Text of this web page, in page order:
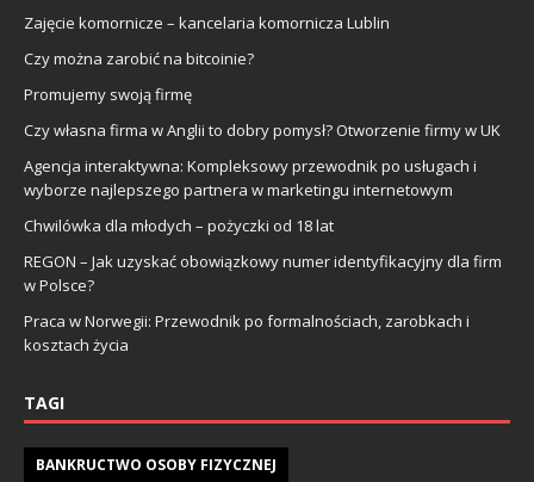
Zajęcie komornicze – kancelaria komornicza Lublin
Czy można zarobić na bitcoinie?
Promujemy swoją firmę
Czy własna firma w Anglii to dobry pomysł? Otworzenie firmy w UK
Agencja interaktywna: Kompleksowy przewodnik po usługach i
wyborze najlepszego partnera w marketingu internetowym
Chwilówka dla młodych – pożyczki od 18 lat
REGON – Jak uzyskać obowiązkowy numer identyfikacyjny dla firm
w Polsce?
Praca w Norwegii: Przewodnik po formalnościach, zarobkach i
kosztach życia
TAGI
BANKRUCTWO OSOBY FIZYCZNEJ